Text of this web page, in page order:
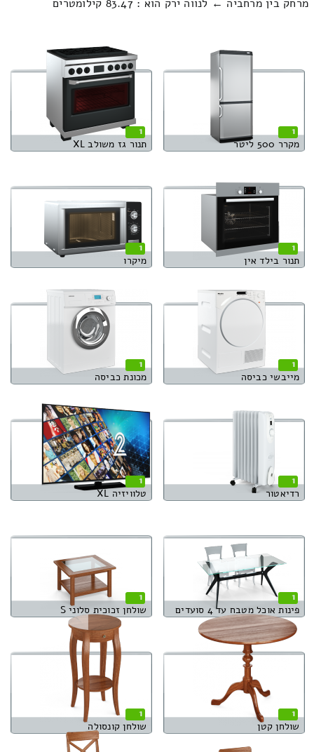
מרחק בין מרחביה ← לנווה ירק הוא : 83.47 קילומטרים
1
מקרר 500 ליטר
1
תנור גז משולב XL
1
תנור בילד אין
1
מיקרו
1
מייבשי כביסה
1
מכונת כביסה
1
רדיאטור
1
טלוויזיה XL
1
פינות אוכל מטבח עד 4 סועדים
1
שולחן זכוכית סלוני S
1
שולחן קטן
1
שולחן קונסולה